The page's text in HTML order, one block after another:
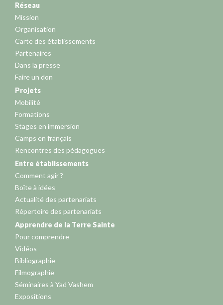
Réseau
Mission
Organisation
Carte des établissements
Partenaires
Dans la presse
Faire un don
Projets
Mobilité
Formations
Stages en immersion
Camps en français
Rencontres des pédagogues
Entre établissements
Comment agir ?
Boîte à idées
Actualité des partenariats
Répertoire des partenariats
Apprendre de la Terre Sainte
Pour comprendre
Vidéos
Bibliographie
Filmographie
Séminaires à Yad Vashem
Expositions